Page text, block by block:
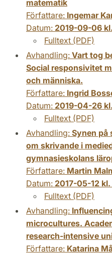
matematik
Författare: Ingemar
Datum: 2019-09-06
Fulltext (PDF)
Avhandling: Vart tog
Social responsivitet
och människa.
Författare: Ingrid
Datum: 2019-04-26
Fulltext (PDF)
Avhandling: Synen på
om skrivande i
gymnasieskolans
Författare: Martin
Datum: 2017-05-12 kl.
Fulltext (PDF)
Avhandling:
microcultures.
research-intensive
Författare: Katarina